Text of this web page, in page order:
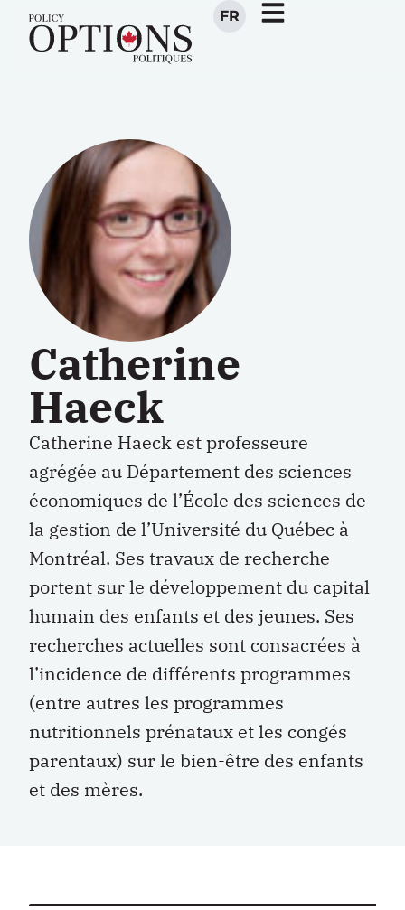
FR
Catherine
Haeck
Catherine Haeck est professeure
agrégée au Département des sciences
économiques de l’École des sciences de
la gestion de l’Université du Québec à
Montréal. Ses travaux de recherche
portent sur le développement du capital
humain des enfants et des jeunes. Ses
recherches actuelles sont consacrées à
l’incidence de différents programmes
(entre autres les programmes
nutritionnels prénataux et les congés
parentaux) sur le bien-être des enfants
et des mères.